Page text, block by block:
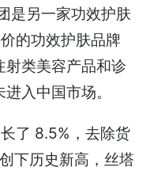
是另一家功效护肤
的功效护肤品牌
类美容产品和诊
入中国市场。
了 8.5%，去除货
下历史新高，丝塔